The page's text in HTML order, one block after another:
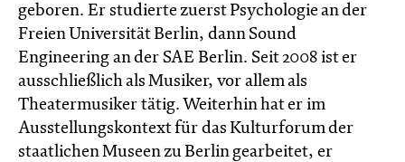
geboren. Er studierte zuerst Psychologie an der
Freien Universität Berlin, dann Sound
Engineering an der SAE Berlin. Seit 2008 ist er
ausschließlich als Musiker, vor allem als
Theatermusiker tätig. Weiterhin hat er im
Ausstellungskontext für das Kulturforum der
staatlichen Museen zu Berlin gearbeitet, er